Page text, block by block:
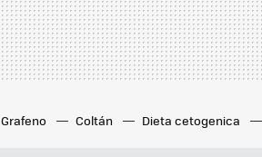
Grafeno Coltán Dieta cetogenica